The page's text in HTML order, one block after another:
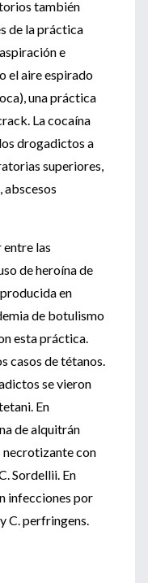
también
de la práctica
e
el aire espirado
una práctica
La cocaína
drogadictos a
superiores,
abscesos
las
de heroína de
en
de botulismo
esta práctica.
casos de tétanos.
se vieron
En
de alquitrán
necrotizante con
Sordellii. En
infecciones por
C. perfringens.